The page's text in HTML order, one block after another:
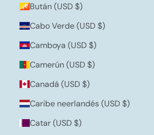
Bután (USD $)
Cabo Verde (USD $)
Camboya (USD $)
Camerún (USD $)
Canadá (USD $)
Caribe neerlandés (USD $)
Catar (USD $)